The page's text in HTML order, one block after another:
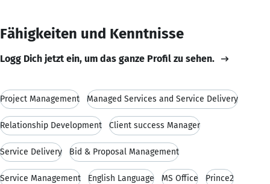
Fähigkeiten und Kenntnisse
Logg Dich jetzt ein, um das ganze Profil zu sehen.
Project Management Managed Services and Service Delivery
Relationship Development Client success Manager
Service Delivery Bid & Proposal Management
Service Management English Language MS Office Prince2